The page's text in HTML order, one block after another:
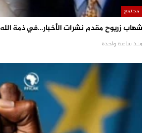
مجتمع
شهاب زريوح مقدم نشرات الأخبار…في ذمة الله
منذ ساعة واحدة